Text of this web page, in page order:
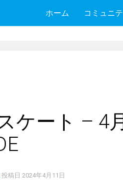
ホーム コミュニ
ケート – 4
投稿日 2024年4月11日